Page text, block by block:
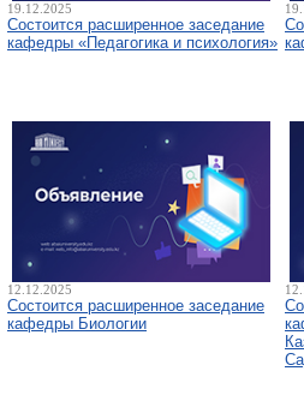
19.12.2025
Состоится расширенное заседание
кафедры «Педагогика и психология»
12.12.2025
Состоится расширенное заседание
кафедры Биологии